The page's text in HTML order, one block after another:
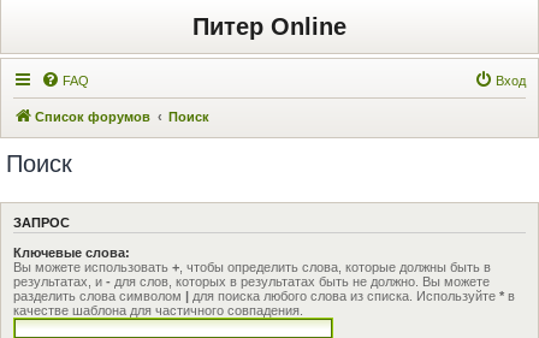
Питер Online
FAQ Вход
Список форумов Поиск
Поиск
ЗАПРОС
Ключевые слова:
Вы можете использовать + , чтобы определить слова, которые должны быть в
результатах, и - для слов, которых в результатах быть не должно. Вы можете
разделить слова символом | для поиска любого слова из списка. Используйте * в
качестве шаблона для частичного совпадения.